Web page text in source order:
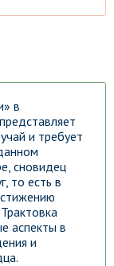
в
и требует
сновидец
то есть в
аспекты в
и